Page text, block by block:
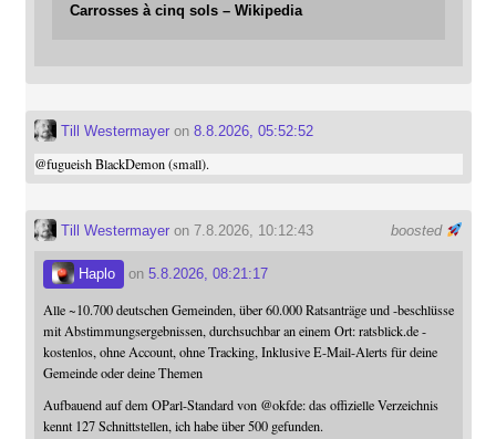
Carrosses à cinq sols – Wikipedia
Till Westermayeron 8.8.2026, 05:52:52
@fugueishBlackDemon (small).
boosted
Till Westermayeron 7.8.2026, 10:12:43
Haplo on 5.8.2026, 08:21:17
Alle ~10.700 deutschen Gemeinden, über 60.000 Ratsanträge und -beschlüsse
mit Abstimmungsergebnissen, durchsuchbar an einem Ort: ratsblick.de -
kostenlos, ohne Account, ohne Tracking, Inklusive E-Mail-Alerts für deine
Gemeinde oder deine Themen
Aufbauend auf dem OParl-Standard von @okfde: das offizielle Verzeichnis
kennt 127 Schnittstellen, ich habe über 500 gefunden.